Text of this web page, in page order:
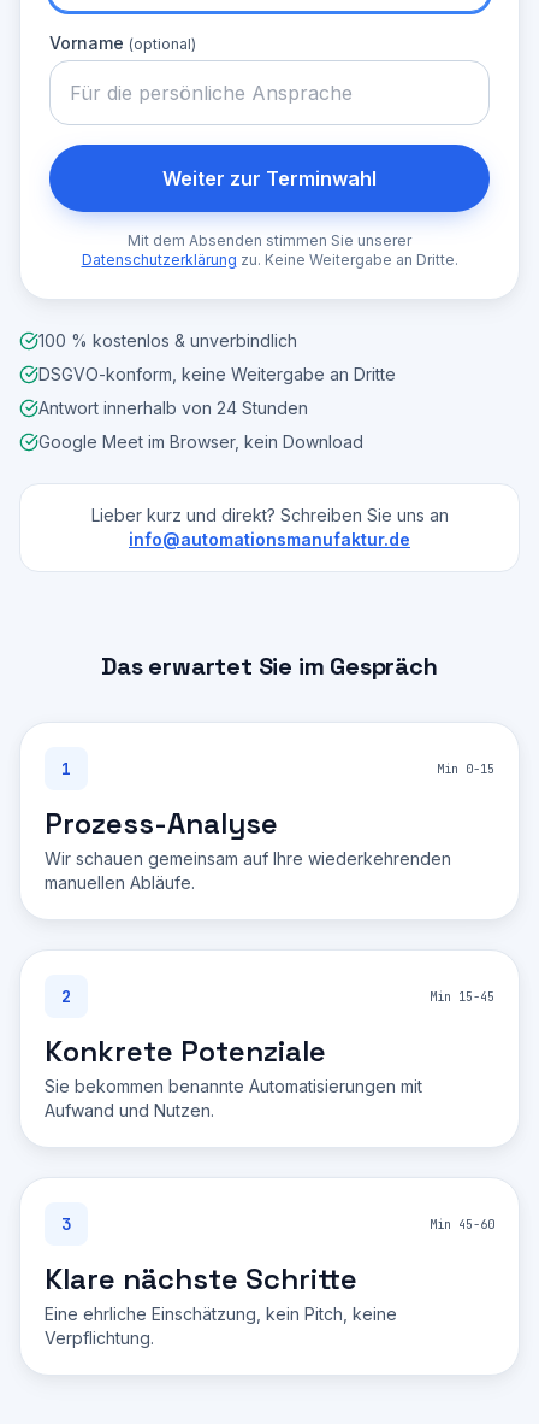
Vorname (optional)
Weiter zur Terminwahl
Mit dem Absenden stimmen Sie unserer
Datenschutzerklärung zu. Keine Weitergabe an Dritte.
100 % kostenlos & unverbindlich
DSGVO-konform, keine Weitergabe an Dritte
Antwort innerhalb von 24 Stunden
Google Meet im Browser, kein Download
Lieber kurz und direkt? Schreiben Sie uns an
info@automationsmanufaktur.de
Das erwartet Sie im Gespräch
1 Min 0-15
Prozess-Analyse
Wir schauen gemeinsam auf Ihre wiederkehrenden
manuellen Abläufe.
2 Min 15-45
Konkrete Potenziale
Sie bekommen benannte Automatisierungen mit
Aufwand und Nutzen.
3 Min 45-60
Klare nächste Schritte
Eine ehrliche Einschätzung, kein Pitch, keine
Verpflichtung.